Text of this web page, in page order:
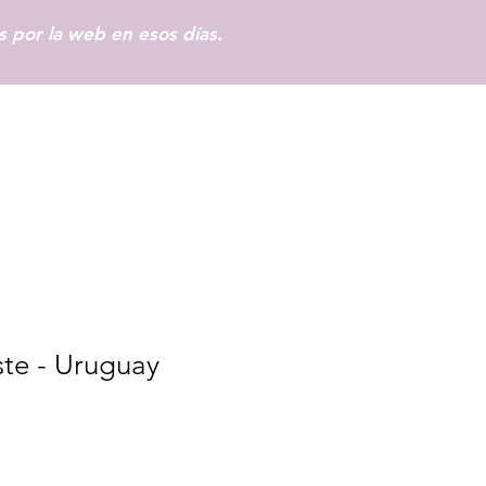
por la web en esos días.
- Uruguay